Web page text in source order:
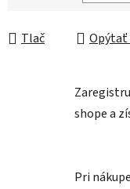
Jednotková cena:
Tlač Opýtať
shope a
Pri